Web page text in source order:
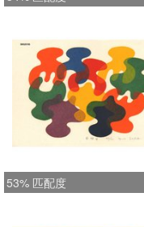
53% 匹配度